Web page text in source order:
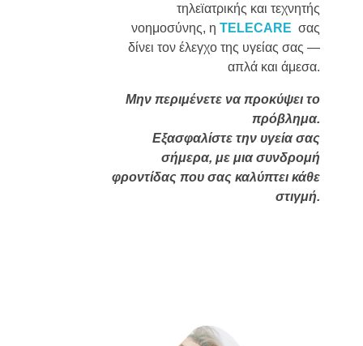
τηλεϊατρικής και τεχνητής
νοημοσύνης, η TELECARE σας
δίνει τον έλεγχο της υγείας σας —
απλά και άμεσα.
Μην περιμένετε να προκύψει το
πρόβλημα.
Εξασφαλίστε την υγεία σας
σήμερα, με μια συνδρομή
φροντίδας που σας καλύπτει κάθε
στιγμή.